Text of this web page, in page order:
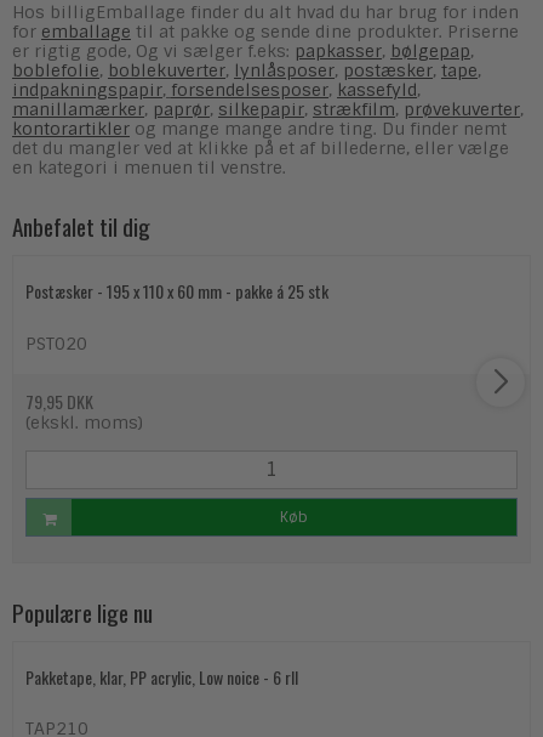
Hos billigEmballage finder du alt hvad du har brug for inden
for emballage til at pakke og sende dine produkter. Priserne
er rigtig gode, Og vi sælger f.eks: papkasser, bølgepap,
boblefolie, boblekuverter, lynlåsposer, postæsker, tape,
indpakningspapir, forsendelsesposer, kassefyld,
manillamærker, paprør, silkepapir, strækfilm, prøvekuverter,
kontorartikler og mange mange andre ting. Du finder nemt
det du mangler ved at klikke på et af billederne, eller vælge
en kategori i menuen til venstre.
Anbefalet til dig
Postæsker - 195 x 110 x 60 mm - pakke á 25 stk
PST020
79,95 DKK
(ekskl. moms)
Køb
Populære lige nu
Pakketape, klar, PP acrylic, Low noice - 6 rll
TAP210